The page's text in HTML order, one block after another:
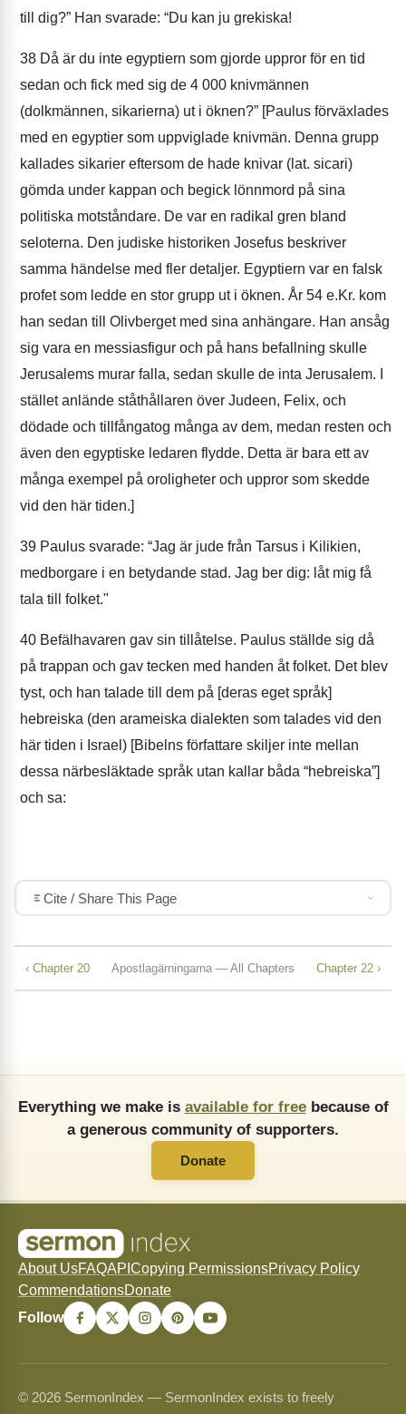
till dig?” Han svarade: “Du kan ju grekiska!
38 Då är du inte egyptiern som gjorde uppror för en tid
sedan och fick med sig de 4 000 knivmännen
(dolkmännen, sikarierna) ut i öknen?” [Paulus förväxlades
med en egyptier som uppviglade knivmän. Denna grupp
kallades sikarier eftersom de hade knivar (lat. sicari)
gömda under kappan och begick lönnmord på sina
politiska motståndare. De var en radikal gren bland
seloterna. Den judiske historiken Josefus beskriver
samma händelse med fler detaljer. Egyptiern var en falsk
profet som ledde en stor grupp ut i öknen. År 54 e.Kr. kom
han sedan till Olivberget med sina anhängare. Han ansåg
sig vara en messiasfigur och på hans befallning skulle
Jerusalems murar falla, sedan skulle de inta Jerusalem. I
stället anlände ståthållaren över Judeen, Felix, och
dödade och tillfångatog många av dem, medan resten och
även den egyptiske ledaren flydde. Detta är bara ett av
många exempel på oroligheter och uppror som skedde
vid den här tiden.]
39 Paulus svarade: “Jag är jude från Tarsus i Kilikien,
medborgare i en betydande stad. Jag ber dig: låt mig få
tala till folket."
40 Befälhavaren gav sin tillåtelse. Paulus ställde sig då
på trappan och gav tecken med handen åt folket. Det blev
tyst, och han talade till dem på [deras eget språk]
hebreiska (den arameiska dialekten som talades vid den
här tiden i Israel) [Bibelns författare skiljer inte mellan
dessa närbesläktade språk utan kallar båda “hebreiska”]
och sa:
Cite / Share This Page
‹ Chapter 20 Apostlagärningarna — All Chapters Chapter 22 ›
Everything we make is available for freebecause of
a generous community of supporters.
Donate
About UsFAQAPI Copying PermissionsPrivacy Policy
CommendationsDonate
Follow
© 2026 SermonIndex — SermonIndex exists to freely